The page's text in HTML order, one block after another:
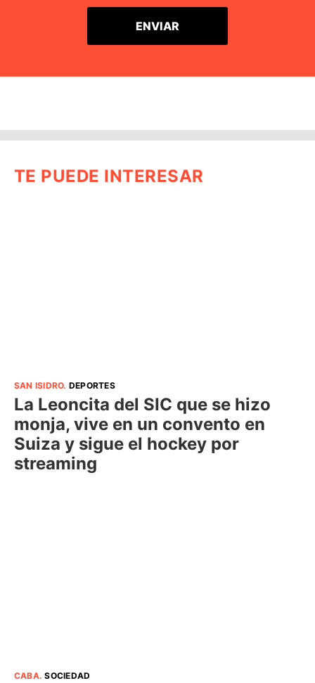
TE PUEDE INTERESAR
SAN ISIDRO. DEPORTES
La Leoncita del SIC que se hizo
monja, vive en un convento en
Suiza y sigue el hockey por
streaming
CABA.SOCIEDAD